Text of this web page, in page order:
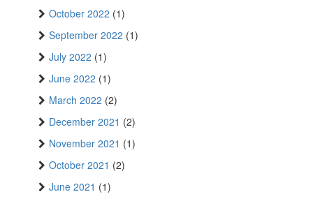
October 2022 (1)
September 2022 (1)
July 2022 (1)
June 2022 (1)
March 2022 (2)
December 2021 (2)
November 2021 (1)
October 2021 (2)
June 2021 (1)